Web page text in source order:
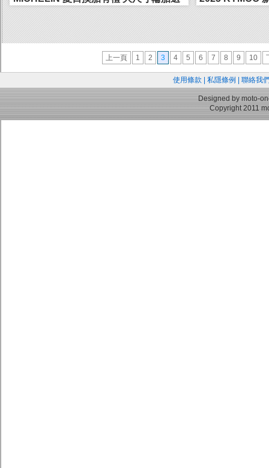
- 精美T恤一...
R 1...
上一頁 1 2 3 4 5 6 7 8 9 10
使用條款 私隱條例 聯絡我
Designed by moto-
Copyright 2011